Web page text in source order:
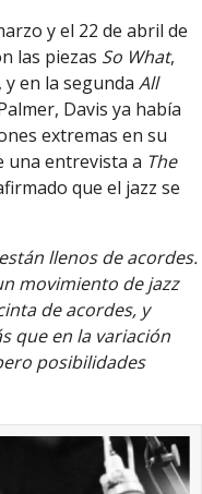
y el 22 de abril de
las piezas So What,
, y en la segunda All
Davis ya había
extremas en su
una entrevista a The
que el jazz se
llenos de acordes.
movimiento de jazz
de acordes, y
que en la variación
posibilidades